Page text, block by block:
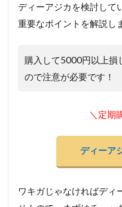
ディーアジカを検討して
重要なポイントを解説し
購入して5000円以上損
ので注意が必要です！
＼定期
ディーア
ワキガじゃなければディ